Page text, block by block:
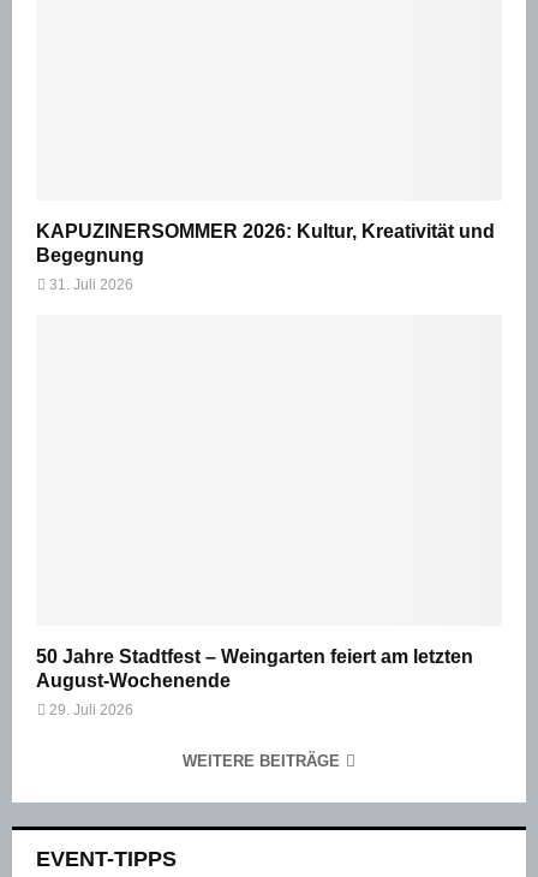
KAPUZINERSOMMER 2026: Kultur, Kreativität und
Begegnung
31. Juli 2026
50 Jahre Stadtfest – Weingarten feiert am letzten
August-Wochenende
29. Juli 2026
WEITERE BEITRÄGE
EVENT-TIPPS